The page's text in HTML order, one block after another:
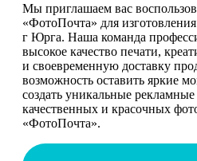
Мы приглашаем вас
«ФотоПочта» для
г Юрга. Наша команда
высокое качество печати,
и своевременную доставку
возможность оставить яркие
создать уникальные
качественных и красочных
«ФотоПочта».